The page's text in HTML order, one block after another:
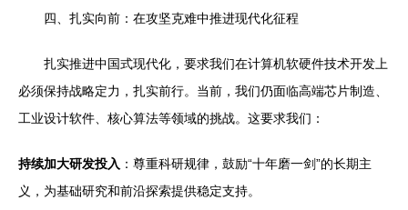
四、扎实向前：在攻坚克难中推进现代化征程
扎实推进中国式现代化，要求我们在计算机软硬件技术开发上
必须保持战略定力，扎实前行。当前，我们仍面临高端芯片制造、
工业设计软件、核心算法等领域的挑战。这要求我们：
持续加大研发投入 ：尊重科研规律，鼓励“十年磨一剑”的长期主
义，为基础研究和前沿探索提供稳定支持。